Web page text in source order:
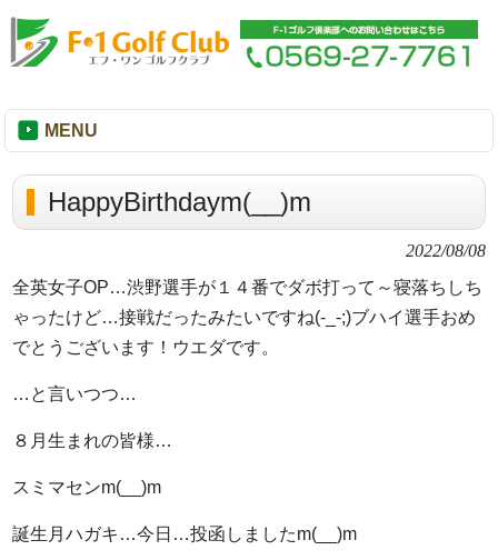
MENU
HappyBirthdaym(__)m
2022/08/08
全英女子OP…渋野選手が１４番でダボ打って～寝落ちしち
ゃったけど…接戦だったみたいですね(-_-;)ブハイ選手おめ
でとうございます！ウエダです。
…と言いつつ…
８月生まれの皆様…
スミマセンm(__)m
誕生月ハガキ…今日…投函しましたm(__)m